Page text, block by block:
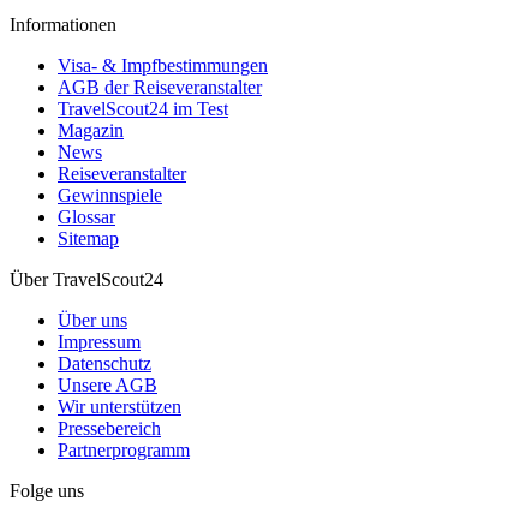
Informationen
Visa- & Impfbestimmungen
AGB der Reiseveranstalter
TravelScout24 im Test
Magazin
News
Reiseveranstalter
Gewinnspiele
Glossar
Sitemap
Über TravelScout24
Über uns
Impressum
Datenschutz
Unsere AGB
Wir unterstützen
Pressebereich
Partnerprogramm
Folge uns